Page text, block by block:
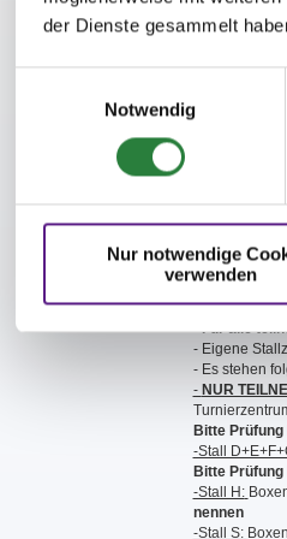
der Dienste gesammelt
Notwendig
Nur notwendige
verwenden
- Es gelten
- Gem. § 25
- Alle
außer es ist in
Teilnehmer,
Startmeldung
Sieger, 20 %
auf die
- Die
-Für alle
- Eigene
- Es stehen
- NUR
Bitte
-Stall
Bitte Prüfung
-Stall H:
nennen
-Stall S: